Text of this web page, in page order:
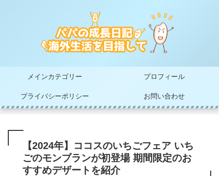
メインカテゴリー プロフィール
プライバシーポリシー お問い合わせ
【2024年】ココスのいちごフェア いち
ごのモンブランが初登場 期間限定のお
すすめデザートを紹介